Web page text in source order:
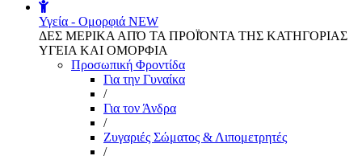
Υγεία - Ομορφιά NEW
ΔΕΣ ΜΕΡΙΚΑ ΑΠΌ ΤΑ ΠΡΟΪΌΝΤΑ ΤΗΣ ΚΑΤΗΓΟΡΙΑΣ
ΥΓΕΙΑ ΚΑΙ ΟΜΟΡΦΙΑ
Προσωπική Φροντίδα
Για την Γυναίκα
/
Για τον Άνδρα
/
Ζυγαριές Σώματος & Λιπομετρητές
/